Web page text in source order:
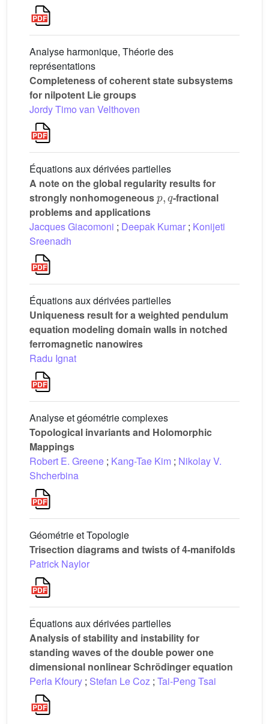
Analyse harmonique, Théorie des
représentations
Completeness of coherent state subsystems
for nilpotent Lie groups
Jordy Timo van Velthoven
Équations aux dérivées partielles
A note on the global regularity results for
strongly nonhomogeneous
p, q
-fractional
problems and applications
Jacques Giacomoni ; Deepak Kumar ; Konijeti
Sreenadh
Équations aux dérivées partielles
Uniqueness result for a weighted pendulum
equation modeling domain walls in notched
ferromagnetic nanowires
Radu Ignat
Analyse et géométrie complexes
Topological invariants and Holomorphic
Mappings
Robert E. Greene ; Kang-Tae Kim ; Nikolay V.
Shcherbina
Géométrie et Topologie
Trisection diagrams and twists of 4-manifolds
Patrick Naylor
Équations aux dérivées partielles
Analysis of stability and instability for
standing waves of the double power one
dimensional nonlinear Schrödinger equation
Perla Kfoury ; Stefan Le Coz ; Tai-Peng Tsai